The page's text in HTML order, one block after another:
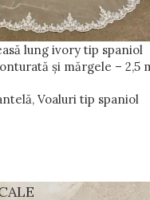
lung ivory tip spaniol
și mărgele – 2,5
, Voaluri tip spaniol